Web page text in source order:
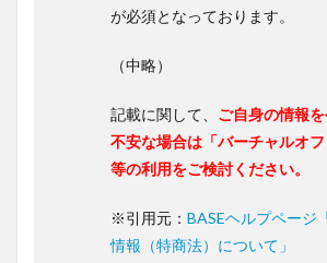
が必須となっております。
（中略）
記載に関して、 ご自身の情報
不安な場合は「バーチャルオ
等の利用をご検討ください。
※引用元： BASEヘルプページ
情報（特商法）について」